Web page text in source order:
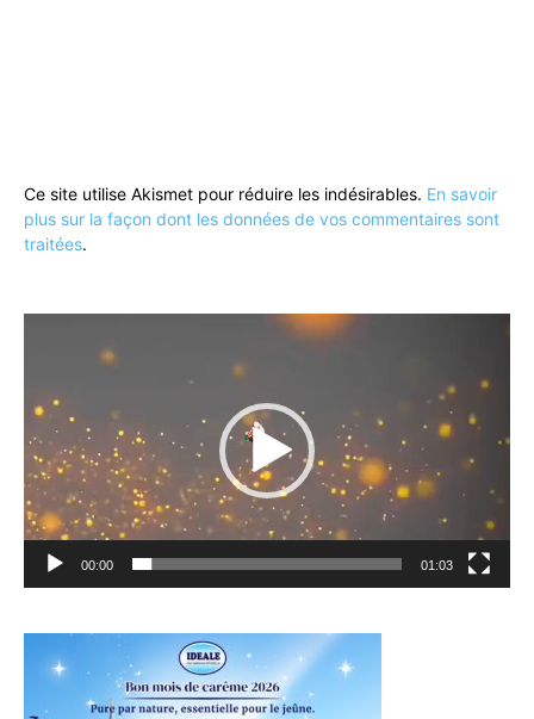
Ce site utilise Akismet pour réduire les indésirables. En savoir
plus sur la façon dont les données de vos commentaires sont
traitées.
00:00 01:03